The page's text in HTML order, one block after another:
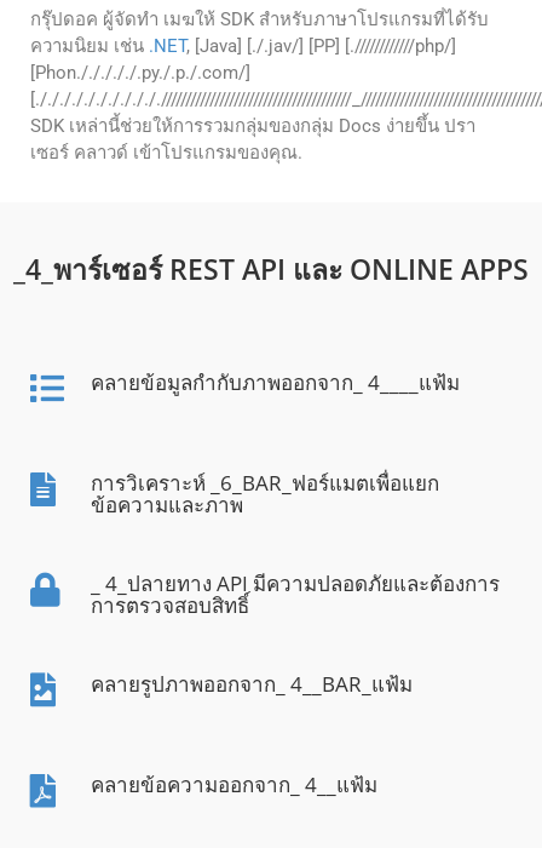
กรุ๊ปดอค ผู้จัดทํา เมฆให้ SDK สําหรับภาษาโปรแกรมที่ได้รับ
ความนิยม เช่น .NET, [Java] [./.jav/] [PP] [.////////////php/]
[Phon./././././.py./.p./.com/]
[./././././././././././//////////////////////////////////////
SDK เหล่านี้ช่วยให้การรวมกลุ่มของกลุ่ม Docs ง่ายขึ้น ปรา
เซอร์ คลาวด์ เข้าโปรแกรมของคุณ.
_4_พาร์เซอร์ REST API และ ONLINE APPS
คลายข้อมูลกํากับภาพออกจาก_ 4____แฟ้ม
การวิเคราะห์ _6_BAR_ฟอร์แมตเพื่อแยก
ข้อความและภาพ
_ 4_ปลายทาง API มีความปลอดภัยและต้องการ
การตรวจสอบสิทธิ์
คลายรูปภาพออกจาก_ 4__BAR_แฟ้ม
คลายข้อความออกจาก_ 4__แฟ้ม